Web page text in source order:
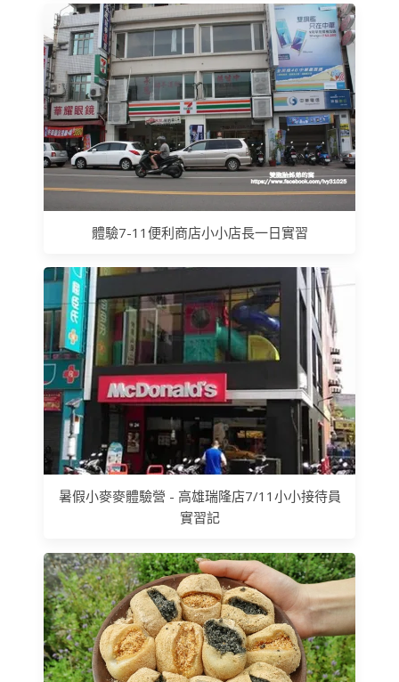
體驗7-11便利商店小小店長一日實習
暑假小麥麥體驗營 - 高雄瑞隆店7/11小小接待員
實習記